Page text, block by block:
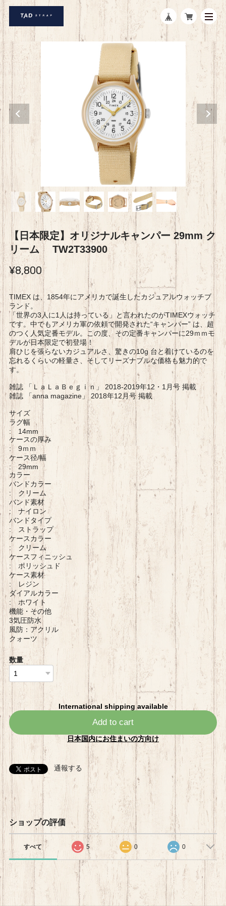
【日本限定】オリジナルキャンパー 29mm ク
リーム TW2T33900
¥8,800
TIMEX は、1854年にアメリカで誕生したカジュアルウォッチブ
ランド。
「世界の3人に1人は持っている」と言われたのがTIMEXウォッチ
です。中でもアメリカ軍の依頼で開発された“キャンパー” は、超
のつく人気定番モデル。この度、その定番キャンパーに29ｍｍモ
デルが日本限定で初登場！
肩ひじを張らないカジュアルさ、驚きの10g 台と着けているのを
忘れるくらいの軽量さ、そしてリーズナブルな価格も魅力的で
す。
雑誌 「ＬａＬａＢｅｇｉｎ」 2018-2019年12・1月号 掲載
雑誌 「anna magazine」 2018年12月号 掲載
サイズ
ラグ幅
: 14mm
ケースの厚み
: 9ｍｍ
ケース径/幅
: 29mm
カラー
バンドカラー
: クリーム
バンド素材
: ナイロン
バンドタイプ
: ストラップ
ケースカラー
: クリーム
ケースフィニッシュ
: ポリッシュド
ケース素材
: レジン
ダイアルカラー
: ホワイト
機能・その他
3気圧防水
風防：アクリル
クォーツ
数量
International shipping available
Add to cart
日本国内にお住まいの方向け
通報する
ショップの評価
すべて 5 0 0